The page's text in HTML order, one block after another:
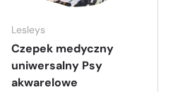
Lesleys
Czepek medyczny
uniwersalny Psy
akwarelowe